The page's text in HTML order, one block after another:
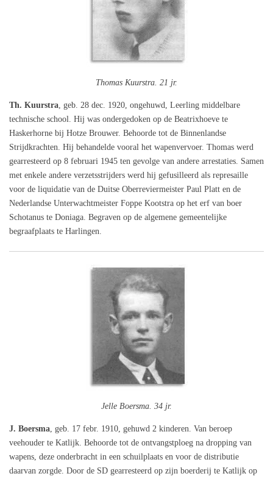
Thomas Kuurstra. 21 jr.
Th. Kuurstra , geb. 28 dec. 1920, ongehuwd, Leerling middelbare
technische school. Hij was ondergedoken op de Beatrixhoeve te
Haskerhorne bij Hotze Brouwer. Behoorde tot de Binnenlandse
Strijdkrachten. Hij behandelde vooral het wapenvervoer. Thomas werd
gearresteerd op 8 februari 1945 ten gevolge van andere arrestaties. Samen
met enkele andere verzetsstrijders werd hij gefusilleerd als represaille
voor de liquidatie van de Duitse Oberreviermeister Paul Platt en de
Nederlandse Unterwachtmeister Foppe Kootstra op het erf van boer
Schotanus te Doniaga. Begraven op de algemene gemeentelijke
begraafplaats te Harlingen.
Jelle Boersma. 34 jr.
J. Boersma , geb. 17 febr. 1910, gehuwd 2 kinderen. Van beroep
veehouder te Katlijk. Behoorde tot de ontvangstploeg na dropping van
wapens, deze onderbracht in een schuilplaats en voor de distributie
daarvan zorgde. Door de SD gearresteerd op zijn boerderij te Katlijk op